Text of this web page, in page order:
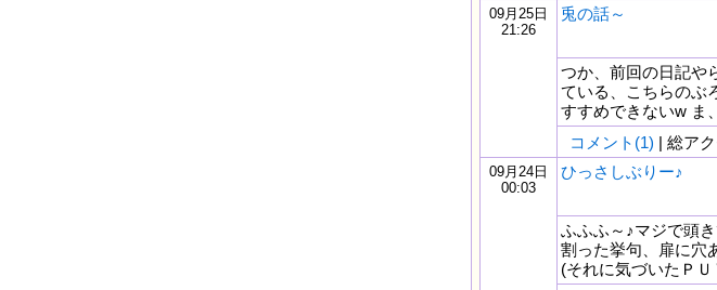
09月25日
21:26
兎の話～
つか、前回の日記や
ている、こちらのぶ
すすめできないw ま
コメント(1) | 総ア
09月24日
00:03
ひっさしぶりー♪
ふふふ～♪マジで頭
割った挙句、扉に穴
(それに気づいたＰ